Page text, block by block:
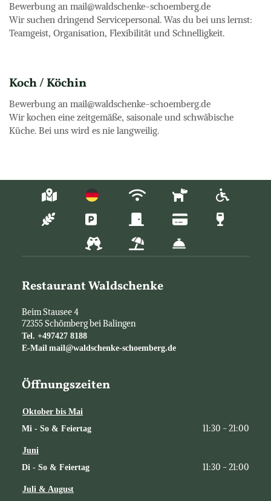
Bewerbung an mail@waldschenke-schoemberg.de
Wir suchen dringend Servicepersonal. Was du bei uns lernst:
Teamgeist, Organisation, Flexibilität und Schnelligkeit.
Koch / Köchin
Bewerbung an mail@waldschenke-schoemberg.de
Wir kochen eine zeitgemäße, saisonale und schwäbische
Küche. Bei uns wird es nie langweilig.
Restaurant Waldschenke
Beim Stausee 4
72355Schömberg bei Balingen
Tel. +497427 8188
E-Mail mail@waldschenke-schoemberg.de
Öffnungszeiten
Oktober bis Mai
Mi - So & Feiertag
11:30 - 21:00
Juni
Di - So & Feiertag
11:30 - 21:00
Juli & August